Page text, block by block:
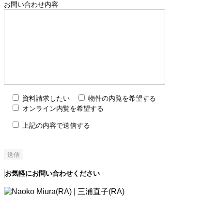
お問い合わせ内容
資料請求したい
物件の内覧を希望する
オンライン内覧を希望する
上記の内容で送信する
お気軽にお問い合わせください